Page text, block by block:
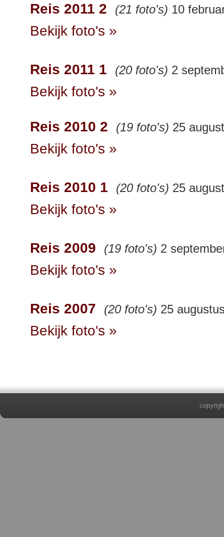
Reis 2011 2 (21 foto's) 10
Bekijk foto's »
Reis 2011 1 (20 foto's) 2
Bekijk foto's »
Reis 2010 2 (19 foto's) 25
Bekijk foto's »
Reis 2010 1 (20 foto's) 25
Bekijk foto's »
Reis 2009 (19 foto's) 2
Bekijk foto's »
Reis 2007 (20 foto's) 25
Bekijk foto's »